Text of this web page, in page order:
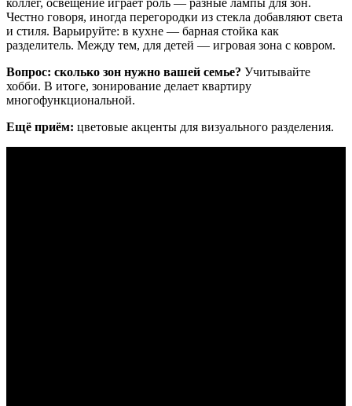
коллег, освещение играет роль — разные лампы для зон.
Честно говоря, иногда перегородки из стекла добавляют света
и стиля. Варьируйте: в кухне — барная стойка как
разделитель. Между тем, для детей — игровая зона с ковром.
Вопрос: сколько зон нужно вашей семье? Учитывайте
хобби. В итоге, зонирование делает квартиру
многофункциональной.
Ещё приём: цветовые акценты для визуального разделения.